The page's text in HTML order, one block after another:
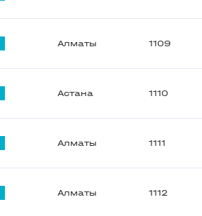
Алматы 1109
Астана 1110
Алматы 1111
Алматы 1112